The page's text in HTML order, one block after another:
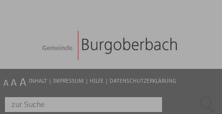
INHALT |IMPRESSUM | HILFE | DATENSCHUTZERKLÄRUNG